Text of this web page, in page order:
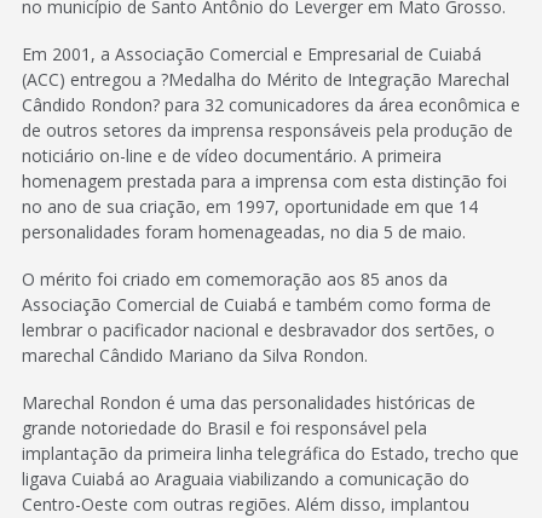
no município de Santo Antônio do Leverger em Mato Grosso.
Em 2001, a Associação Comercial e Empresarial de Cuiabá
(ACC) entregou a ?Medalha do Mérito de Integração Marechal
Cândido Rondon? para 32 comunicadores da área econômica e
de outros setores da imprensa responsáveis pela produção de
noticiário on-line e de vídeo documentário. A primeira
homenagem prestada para a imprensa com esta distinção foi
no ano de sua criação, em 1997, oportunidade em que 14
personalidades foram homenageadas, no dia 5 de maio.
O mérito foi criado em comemoração aos 85 anos da
Associação Comercial de Cuiabá e também como forma de
lembrar o pacificador nacional e desbravador dos sertões, o
marechal Cândido Mariano da Silva Rondon.
Marechal Rondon é uma das personalidades históricas de
grande notoriedade do Brasil e foi responsável pela
implantação da primeira linha telegráfica do Estado, trecho que
ligava Cuiabá ao Araguaia viabilizando a comunicação do
Centro-Oeste com outras regiões. Além disso, implantou